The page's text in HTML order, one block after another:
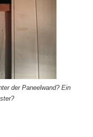
der Paneelwand? Ein